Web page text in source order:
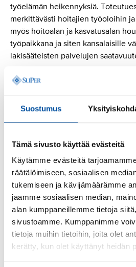
Suostumus
Tämä sivusto käyttää evästeitä
Käytämme evästeitä
räätälöimiseen, sosiaalisen
tukemiseen ja kävijämäärämme
jaamme sosiaalisen median,
alan kumppaneillemme tietoja
sivustoamme. Kumppanimme
tietoja muihin tietoihin, joita olet
kerätty, kun olet käyttänyt heidän
työelämän heikennyksiä.
merkittävästi hoitajien työoloihin
myös hoitoalan ja kasvatusalan
työpaikkana ja siten kansalaisille
lakisääteisten palvelujen
SuPerin edustajisto on
SuPerin ylin päättävä elin, joka
vuodessa. Edustajisto on koolla 23.
Lisätietoa:
SuPerin edustajiston
040 705 9115
SuPerin puheenjohtaja Silja
Lue